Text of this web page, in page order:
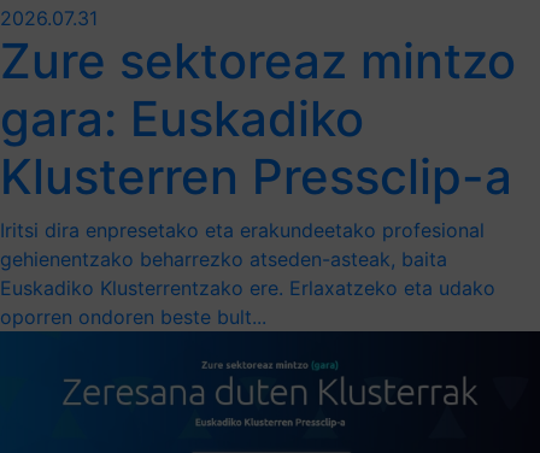
2026.07.31
Zure sektoreaz mintzo
gara: Euskadiko
Klusterren Pressclip-a
Iritsi dira enpresetako eta erakundeetako profesional
gehienentzako beharrezko atseden-asteak, baita
Euskadiko Klusterrentzako ere. Erlaxatzeko eta udako
oporren ondoren beste bult...